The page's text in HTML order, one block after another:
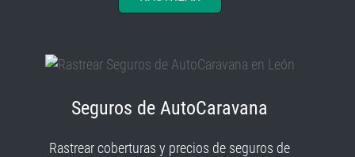
Rastrear coberturas y precios de seguros de
AutoCaravana